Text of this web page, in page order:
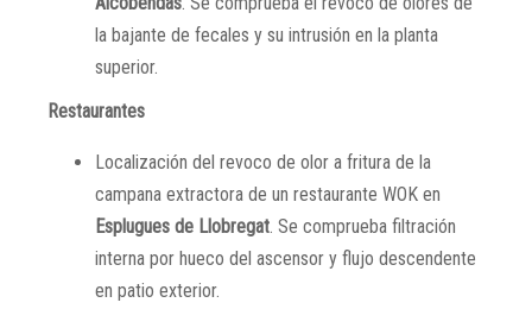
la bajante de fecales y su intrusión en la planta
superior.
Restaurantes
Localización del revoco de olor a fritura de la
campana extractora de un restaurante WOK en
Esplugues de Llobregat. Se comprueba filtración
interna por hueco del ascensor y flujo descendente
en patio exterior.